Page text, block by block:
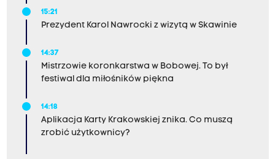
15:21
Prezydent Karol Nawrocki z wizytą w Skawinie
14:37
Mistrzowie koronkarstwa w Bobowej. To był
festiwal dla miłośników piękna
14:18
Aplikacja Karty Krakowskiej znika. Co muszą
zrobić użytkownicy?